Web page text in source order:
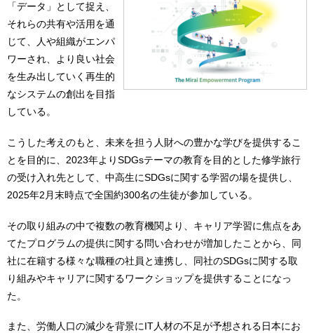
「データ」として捉え、
それらの共有や活用を通
じて、人や組織がエンパ
ワーされ、より良い社会
を生み出していく再生的
なシステムの創出を目指
している。
こうした考えのもと、未来を担う人財への豊かな学びを提供するこ
とを目的に、2023年よりSDGsテーマの教育を目的とした修学旅行
の受け入れ先として、中高生にSDGsに関する学習の場を提供し、
2025年2月末時点で全国約300名の生徒が参加している。
その取り組みの中で複数の教育機関より、キャリア学習に焦点をあ
てたプログラムの提供に関する問い合わせが増加したことから、同
社に在籍する様々な職種の社員と連携し、同社のSDGsに関する取
り組みやキャリアに関するワークショップを提供することになっ
た。
また、労働人口の減少を背景にIT人材の不足が予想される日本にお